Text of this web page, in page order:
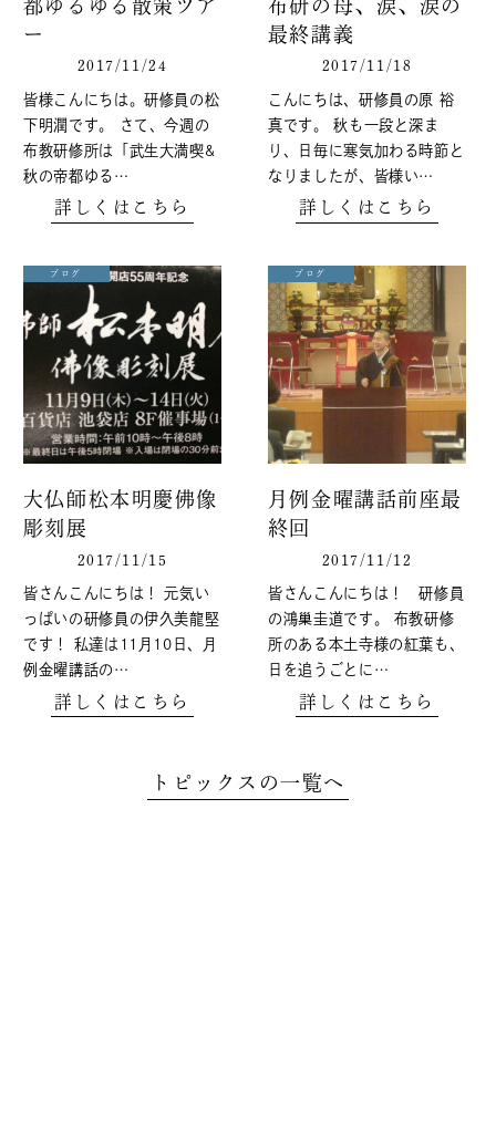
都ゆるゆる散策ツア
ー
2017/11/24
皆様こんにちは。研修員の松
下明潤です。 さて、今週の
布教研修所は「武生大満喫&
秋の帝都ゆる…
詳しくはこちら
布研の母、涙、涙の
最終講義
2017/11/18
こんにちは、研修員の原 裕
真です。 秋も一段と深ま
り、日毎に寒気加わる時節と
なりましたが、皆様い…
詳しくはこちら
ブログ
大仏師松本明慶佛像
彫刻展
2017/11/15
皆さんこんにちは！ 元気い
っぱいの研修員の伊久美龍堅
です！ 私達は11月10日、月
例金曜講話の…
詳しくはこちら
ブログ
月例金曜講話前座最
終回
2017/11/12
皆さんこんにちは！ 研修員
の鴻巢圭道です。 布教研修
所のある本土寺様の紅葉も、
日を追うごとに…
詳しくはこちら
トピックスの一覧へ